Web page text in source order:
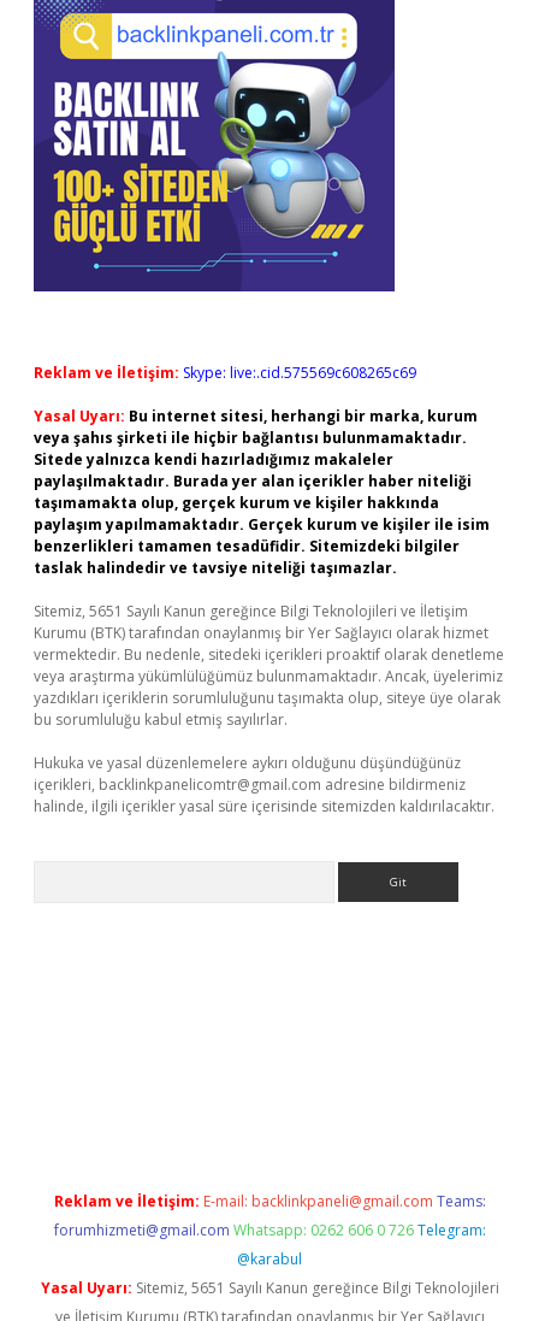
Reklam ve İletişim: Skype: live:.cid.575569c608265c69
Yasal Uyarı: Bu internet sitesi, herhangi bir marka, kurum
veya şahıs şirketi ile hiçbir bağlantısı bulunmamaktadır.
Sitede yalnızca kendi hazırladığımız makaleler
paylaşılmaktadır. Burada yer alan içerikler haber niteliği
taşımamakta olup, gerçek kurum ve kişiler hakkında
paylaşım yapılmamaktadır. Gerçek kurum ve kişiler ile isim
benzerlikleri tamamen tesadüfidir. Sitemizdeki bilgiler
taslak halindedir ve tavsiye niteliği taşımazlar.
Sitemiz, 5651 Sayılı Kanun gereğince Bilgi Teknolojileri ve İletişim
Kurumu (BTK) tarafından onaylanmış bir Yer Sağlayıcı olarak hizmet
vermektedir. Bu nedenle, sitedeki içerikleri proaktif olarak denetleme
veya araştırma yükümlülüğümüz bulunmamaktadır. Ancak, üyelerimiz
yazdıkları içeriklerin sorumluluğunu taşımakta olup, siteye üye olarak
bu sorumluluğu kabul etmiş sayılırlar.
Hukuka ve yasal düzenlemelere aykırı olduğunu düşündüğünüz
içerikleri, backlinkpanelicomtr@gmail.com adresine bildirmeniz
halinde, ilgili içerikler yasal süre içerisinde sitemizden kaldırılacaktır.
Reklam ve İletişim: E-mail: backlinkpaneli@gmail.com Teams:
forumhizmeti@gmail.com Whatsapp: 0262 606 0 726 Telegram:
@karabul
Yasal Uyarı: Sitemiz, 5651 Sayılı Kanun gereğince Bilgi Teknolojileri
ve İletişim Kurumu (BTK) tarafından onaylanmış bir Yer Sağlayıcı